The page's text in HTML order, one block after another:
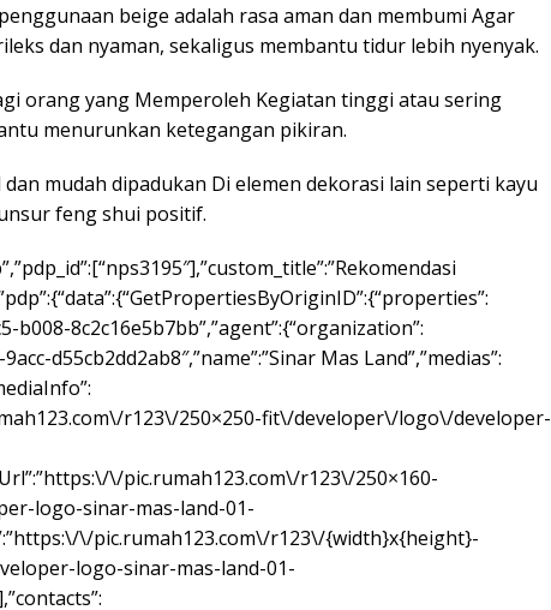
beige adalah rasa aman dan membumi Agar
dan nyaman, sekaligus membantu tidur lebih nyenyak.
orang yang Memperoleh Kegiatan tinggi atau sering
menurunkan ketegangan pikiran.
mudah dipadukan Di elemen dekorasi lain seperti kayu
feng shui positif.
b008-8c2c16e5b7bb”,”agent”:{“organization”:
d55cb2dd2ab8″,”name”:”Sinar Mas Land”,”medias”:
r123\/250×250-fit\/developer\/logo\/developer-
\/pic.rumah123.com\/r123\/250×160-
logo-sinar-mas-land-01-
\/pic.rumah123.com\/r123\/{width}x{height}-
logo-sinar-mas-land-01-